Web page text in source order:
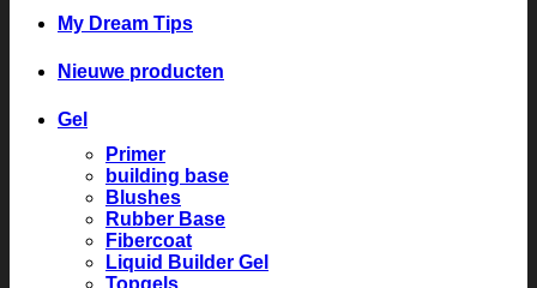
My Dream Tips
Nieuwe producten
Gel
Primer
building base
Blushes
Rubber Base
Fibercoat
Liquid Builder Gel
Topgels